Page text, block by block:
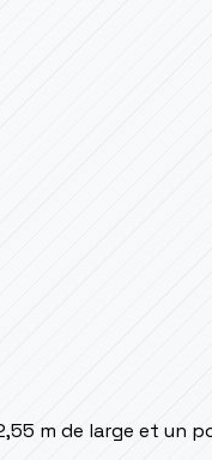
m de large et un